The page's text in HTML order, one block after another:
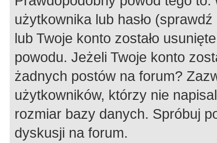
użytkownika lub hasło
lub Twoje konto zostało
powodu. Jeżeli Twoje konto
żadnych postów na forum?
użytkowników, którzy nie
rozmiar bazy danych. Spróbuj
dyskusji na forum.